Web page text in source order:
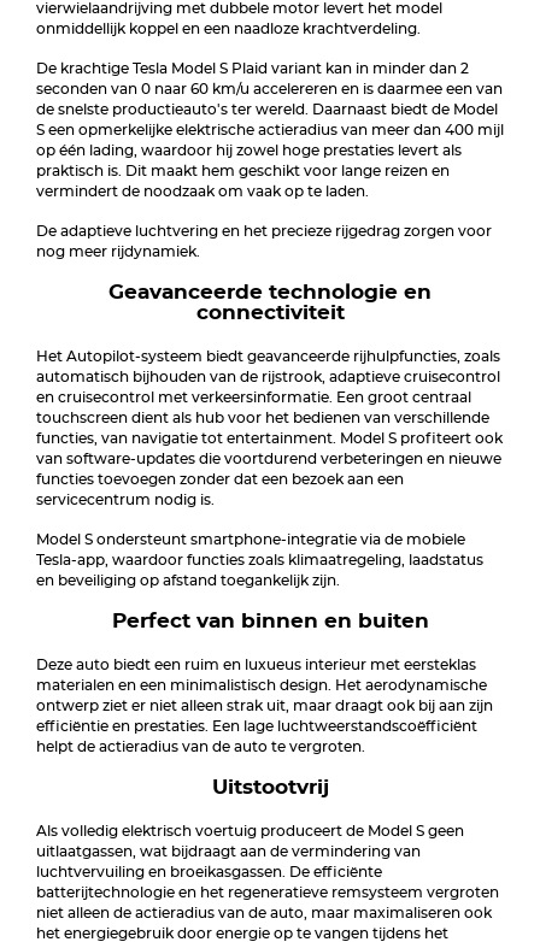
vierwielaandrijving met dubbele motor levert het model
onmiddellijk koppel en een naadloze krachtverdeling.
De krachtige Tesla Model S Plaid variant kan in minder dan 2
seconden van 0 naar 60 km/u accelereren en is daarmee een van
de snelste productieauto's ter wereld. Daarnaast biedt de Model
S een opmerkelijke elektrische actieradius van meer dan 400 mijl
op één lading, waardoor hij zowel hoge prestaties levert als
praktisch is. Dit maakt hem geschikt voor lange reizen en
vermindert de noodzaak om vaak op te laden.
De adaptieve luchtvering en het precieze rijgedrag zorgen voor
nog meer rijdynamiek.
Geavanceerde technologie en
connectiviteit
Het Autopilot-systeem biedt geavanceerde rijhulpfuncties, zoals
automatisch bijhouden van de rijstrook, adaptieve cruisecontrol
en cruisecontrol met verkeersinformatie. Een groot centraal
touchscreen dient als hub voor het bedienen van verschillende
functies, van navigatie tot entertainment. Model S profiteert ook
van software-updates die voortdurend verbeteringen en nieuwe
functies toevoegen zonder dat een bezoek aan een
servicecentrum nodig is.
Model S ondersteunt smartphone-integratie via de mobiele
Tesla-app, waardoor functies zoals klimaatregeling, laadstatus
en beveiliging op afstand toegankelijk zijn.
Perfect van binnen en buiten
Deze auto biedt een ruim en luxueus interieur met eersteklas
materialen en een minimalistisch design. Het aerodynamische
ontwerp ziet er niet alleen strak uit, maar draagt ook bij aan zijn
efficiëntie en prestaties. Een lage luchtweerstandscoëfficiënt
helpt de actieradius van de auto te vergroten.
Uitstootvrij
Als volledig elektrisch voertuig produceert de Model S geen
uitlaatgassen, wat bijdraagt aan de vermindering van
luchtvervuiling en broeikasgassen. De efficiënte
batterijtechnologie en het regeneratieve remsysteem vergroten
niet alleen de actieradius van de auto, maar maximaliseren ook
het energiegebruik door energie op te vangen tijdens het